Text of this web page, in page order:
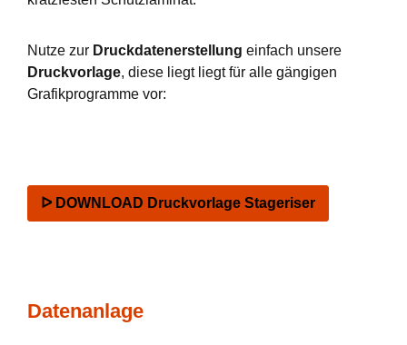
Nutze zur Druckdatenerstellung einfach unsere
Druckvorlage, diese liegt liegt für alle gängigen
Grafikprogramme vor:
ᐅ DOWNLOAD Druckvorlage Stageriser
Datenanlage